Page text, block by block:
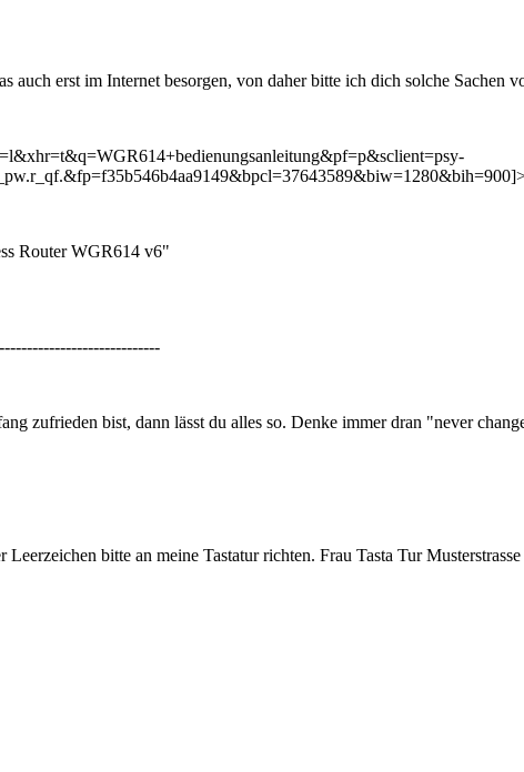
auch erst im Internet besorgen, von daher bitte ich dich solche Sachen
Router WGR614 v6"
zufrieden bist, dann lässt du alles so. Denke immer dran "never
bitte an meine Tastatur richten. Frau Tasta Tur